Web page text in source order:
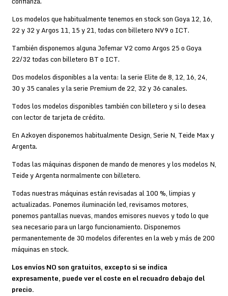
Los modelos que habitualmente tenemos en stock son Goya 12, 16,
22 y 32 y Argos 11, 15 y 21, todas con billetero NV9 o ICT.
También disponemos alguna Jofemar V2 como Argos 25 o Goya
22/32 todas con billetero BT o ICT.
Dos modelos disponibles a la venta: la serie Elite de 8, 12, 16, 24,
30 y 35 canales y la serie Premium de 22, 32 y 36 canales.
Todos los modelos disponibles también con billetero y si lo desea
con lector de tarjeta de crédito.
En Azkoyen disponemos habitualmente Design, Serie N, Teide Max y
Argenta.
Todas las máquinas disponen de mando de menores y los modelos N,
Teide y Argenta normalmente con billetero.
Todas nuestras máquinas están revisadas al 100 %, limpias y
actualizadas. Ponemos iluminación led, revisamos motores,
ponemos pantallas nuevas, mandos emisores nuevos y todo lo que
sea necesario para un largo funcionamiento. Disponemos
permanentemente de 30 modelos diferentes en la web y más de 200
máquinas en stock.
Los envíos NO son gratuitos, excepto si se indica
expresamente, puede ver el coste en el recuadro debajo del
precio.